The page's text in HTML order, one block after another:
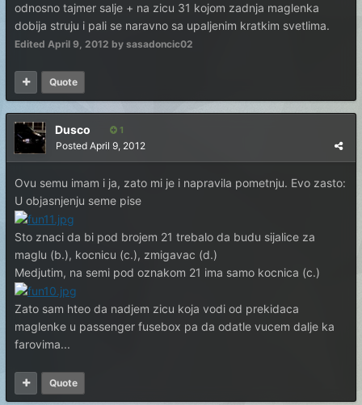
odnosno tajmer salje + na zicu 31 kojom zadnja maglenka
dobija struju i pali se naravno sa upaljenim kratkim svetlima.
Edited April 9, 2012 by sasadoncic02
Quote
Dusco 1
Posted April 9, 2012
Ovu semu imam i ja, zato mi je i napravila pometnju. Evo zasto:
U objasnjenju seme pise
Sto znaci da bi pod brojem 21 trebalo da budu sijalice za
maglu (b.), kocnicu (c.), zmigavac (d.)
Medjutim, na semi pod oznakom 21 ima samo kocnica (c.)
Zato sam hteo da nadjem zicu koja vodi od prekidaca
maglenke u passenger fusebox pa da odatle vucem dalje ka
farovima...
Quote